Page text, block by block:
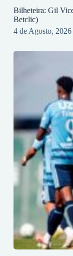
Bilheteira: Gil
Betclic)
4 de Agosto, 2026